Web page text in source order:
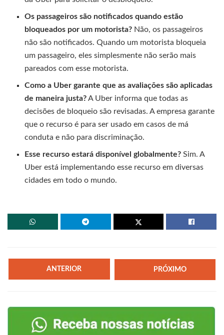
Os passageiros são notificados quando estão
bloqueados por um motorista? Não, os passageiros
não são notificados. Quando um motorista bloqueia
um passageiro, eles simplesmente não serão mais
pareados com esse motorista.
Como a Uber garante que as avaliações são aplicadas
de maneira justa?A Uber informa que todas as
decisões de bloqueio são revisadas. A empresa garante
que o recurso é para ser usado em casos de má
conduta e não para discriminação.
Esse recurso estará disponível globalmente? Sim. A
Uber está implementando esse recurso em diversas
cidades em todo o mundo.
ANTERIOR PRÓXIMO